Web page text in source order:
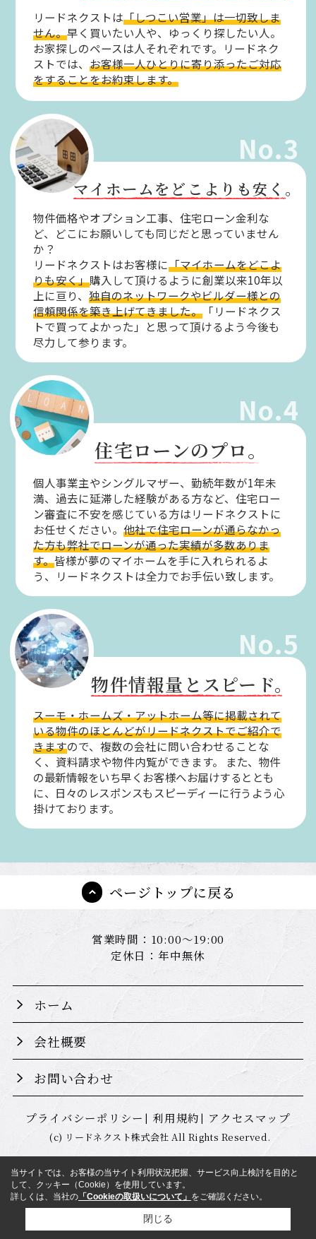
リードネクストは「しつこい営業」は一切致しま
せん。早く買いたい人や、ゆっくり探したい人。
お家探しのペースは人それぞれです。リードネク
ストでは、お客様一人ひとりに寄り添ったご対応
をすることをお約束します。
No.3
マイホームをどこよりも安く。
物件価格やオプション工事、住宅ローン金利な
ど、どこにお願いしても同じだと思っていません
か？
リードネクストはお客様に「マイホームをどこよ
りも安く」購入して頂けるように創業以来10年以
上に亘り、独自のネットワークやビルダー様との
信頼関係を築き上げてきました。 「リードネクス
トで買ってよかった」と思って頂けるよう今後も
尽力して参ります。
No.4
住宅ローンのプロ。
個人事業主やシングルマザー、勤続年数が1年未
満、過去に延滞した経験がある方など、住宅ロー
ン審査に不安を感じている方はリードネクストに
お任せください。他社で住宅ローンが通らなかっ
た方も弊社でローンが通った実績が多数ありま
す。皆様が夢のマイホームを手に入れられるよ
う、リードネクストは全力でお手伝い致します。
No.5
物件情報量とスピード。
スーモ・ホームズ・アットホーム等に掲載されて
いる物件のほとんどがリードネクストでご紹介で
きますので、複数の会社に問い合わせることな
く、資料請求や物件内覧ができます。
また、物件
の最新情報をいち早くお客様へお届けするととも
に、日々のレスポンスもスピーディーに行うよう心
掛けております。
ページトップに戻る
営業時間：10:00～19:00
定休日：年中無休
ホーム
会社概要
お問い合わせ
プライバシーポリシー 利用規約 アクセスマップ
(c) リードネクスト株式会社 All Rights Reserved.
当サイトでは、お客様の当サイト利用状況把握、サービス向上検討を目的と
して、クッキー（Cookie）を使用しています。
詳しくは、当社の 「Cookieの取扱いについて」 をご確認ください。
閉じる